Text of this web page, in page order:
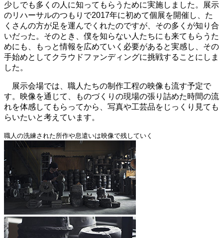
少しでも多くの人に知ってもらうために実施しました。展示
のリハーサルのつもりで2017年に初めて個展を開催し、た
くさんの方が足を運んでくれたのですが、その多くが知り合
いだった。そのとき、僕を知らない人たちにも来てもらうた
めにも、もっと情報を広めていく必要があると実感し、その
手始めとしてクラウドファンディングに挑戦することにしま
した。
展示会場では、職人たちの制作工程の映像も流す予定で
す。映像を通じて、ものづくりの現場の張り詰めた時間の流
れを体感してもらってから、写真や工芸品をじっくり見ても
らいたいと考えています。
職人の洗練された所作や息遣いは映像で残していく